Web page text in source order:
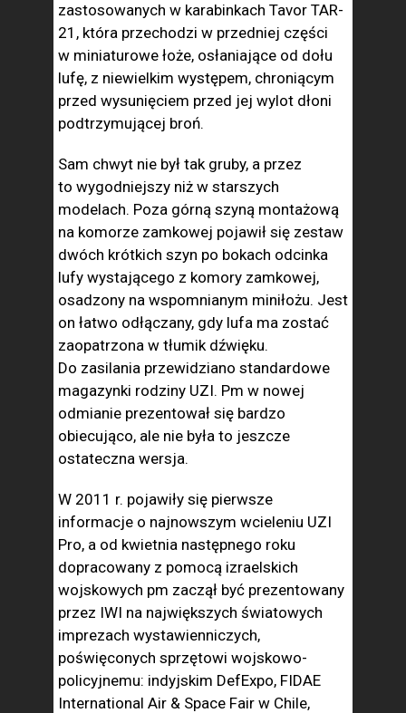
zastosowanych w karabinkach Tavor TAR-
21, która przechodzi w przedniej części
w miniaturowe łoże, osłaniające od dołu
lufę, z niewielkim występem, chroniącym
przed wysunięciem przed jej wylot dłoni
podtrzymującej broń.
Sam chwyt nie był tak gruby, a przez
to wygodniejszy niż w starszych
modelach. Poza górną szyną montażową
na komorze zamkowej pojawił się zestaw
dwóch krótkich szyn po bokach odcinka
lufy wystającego z komory zamkowej,
osadzony na wspomnianym miniłożu. Jest
on łatwo odłączany, gdy lufa ma zostać
zaopatrzona w tłumik dźwięku.
Do zasilania przewidziano standardowe
magazynki rodziny UZI. Pm w nowej
odmianie prezentował się bardzo
obiecująco, ale nie była to jeszcze
ostateczna wersja.
W 2011 r. pojawiły się pierwsze
informacje o najnowszym wcieleniu UZI
Pro, a od kwietnia następnego roku
dopracowany z pomocą izraelskich
wojskowych pm zaczął być prezentowany
przez IWI na największych światowych
imprezach wystawienniczych,
poświęconych sprzętowi wojskowo-
policyjnemu: indyjskim DefExpo, FIDAE
International Air & Space Fair w Chile,